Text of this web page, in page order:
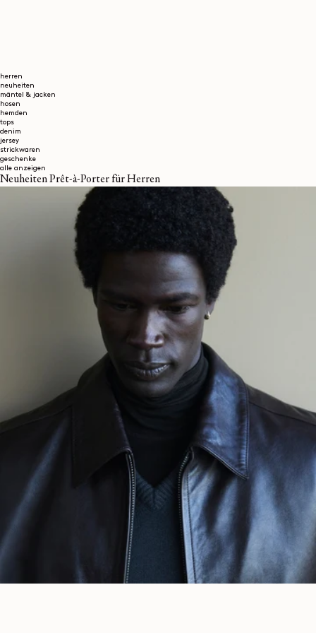
herren
neuheiten
mäntel & jacken
hosen
hemden
tops
denim
jersey
strickwaren
geschenke
alle anzeigen
Neuheiten Prêt-à-Porter für Herren